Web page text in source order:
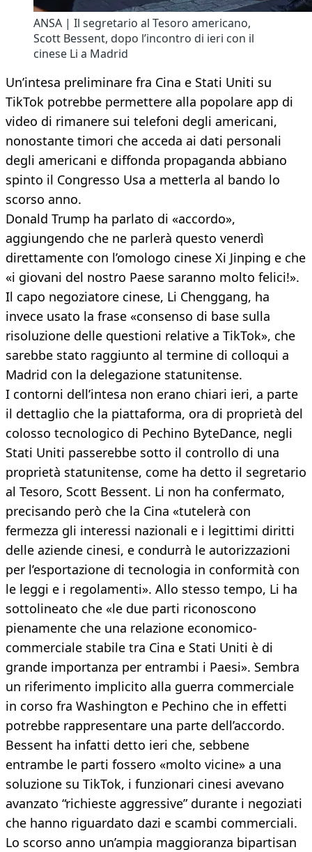
ANSA | Il segretario al Tesoro americano,
Scott Bessent, dopo l’incontro di ieri con il
cinese Li a Madrid
Un’intesa preliminare fra Cina e Stati Uniti su
TikTok potrebbe permettere alla popolare app di
video di rimanere sui telefoni degli americani,
nonostante timori che acceda ai dati personali
degli americani e diffonda propaganda abbiano
spinto il Congresso Usa a metterla al bando lo
scorso anno.
Donald Trump ha parlato di «accordo»,
aggiungendo che ne parlerà questo venerdì
direttamente con l’omologo cinese Xi Jinping e che
«i giovani del nostro Paese saranno molto felici!».
Il capo negoziatore cinese, Li Chenggang, ha
invece usato la frase «consenso di base sulla
risoluzione delle questioni relative a TikTok», che
sarebbe stato raggiunto al termine di colloqui a
Madrid con la delegazione statunitense.
I contorni dell’intesa non erano chiari ieri, a parte
il dettaglio che la piattaforma, ora di proprietà del
colosso tecnologico di Pechino ByteDance, negli
Stati Uniti passerebbe sotto il controllo di una
proprietà statunitense, come ha detto il segretario
al Tesoro, Scott Bessent. Li non ha confermato,
precisando però che la Cina «tutelerà con
fermezza gli interessi nazionali e i legittimi diritti
delle aziende cinesi, e condurrà le autorizzazioni
per l’esportazione di tecnologia in conformità con
le leggi e i regolamenti». Allo stesso tempo, Li ha
sottolineato che «le due parti riconoscono
pienamente che una relazione economico-
commerciale stabile tra Cina e Stati Uniti è di
grande importanza per entrambi i Paesi». Sembra
un riferimento implicito alla guerra commerciale
in corso fra Washington e Pechino che in effetti
potrebbe rappresentare una parte dell’accordo.
Bessent ha infatti detto ieri che, sebbene
entrambe le parti fossero «molto vicine» a una
soluzione su TikTok, i funzionari cinesi avevano
avanzato “richieste aggressive” durante i negoziati
che hanno riguardato dazi e scambi commerciali.
Lo scorso anno un’ampia maggioranza bipartisan